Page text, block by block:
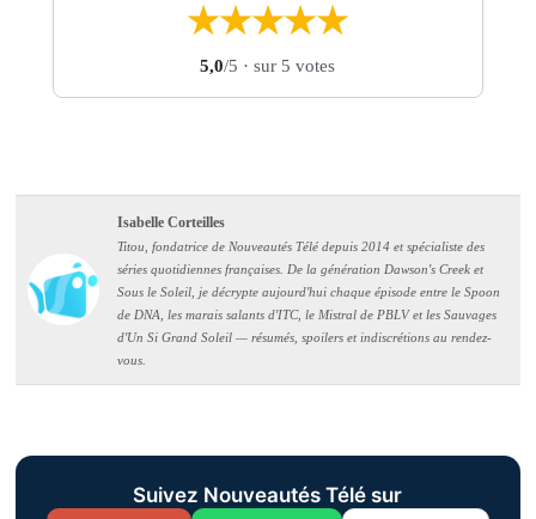
★★★★★
5,0/5 · sur 5 votes
Isabelle Corteilles
Titou, fondatrice de Nouveautés Télé depuis 2014 et spécialiste des
séries quotidiennes françaises. De la génération Dawson's Creek et
Sous le Soleil, je décrypte aujourd'hui chaque épisode entre le Spoon
de DNA, les marais salants d'ITC, le Mistral de PBLV et les Sauvages
d'Un Si Grand Soleil — résumés, spoilers et indiscrétions au rendez-
vous.
Suivez Nouveautés Télé sur